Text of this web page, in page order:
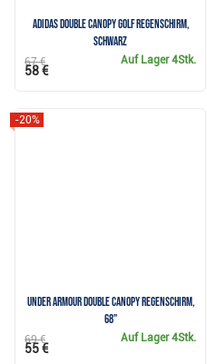
Adidas Double Canopy Golf Regenschirm,
schwarz
Auf Lager4Stk.
67 €
58 €
Under Armour Double Canopy Regenschirm,
68"
-20%
Auf Lager4Stk.
69 €
55 €